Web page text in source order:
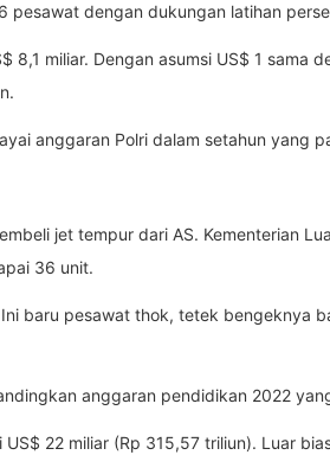
dengan dukungan latihan
miliar. Dengan asumsi US$ 1 sama
anggaran Polri dalam setahun yang
jet tempur dari AS. Kementerian
36 unit.
baru pesawat thok, tetek bengeknya
anggaran pendidikan 2022
22 miliar (Rp 315,57 triliun). Luar